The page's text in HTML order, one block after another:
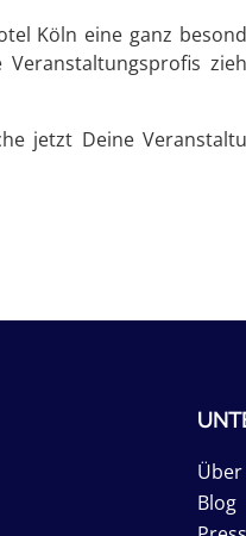
Köln eine ganz
jetzt Deine
Blog